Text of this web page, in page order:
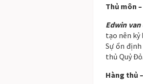
Thủ môn
Edwin van
tạo nên kỷ
Sự ổn
thủ Quỷ Đỏ.
Hàng thủ